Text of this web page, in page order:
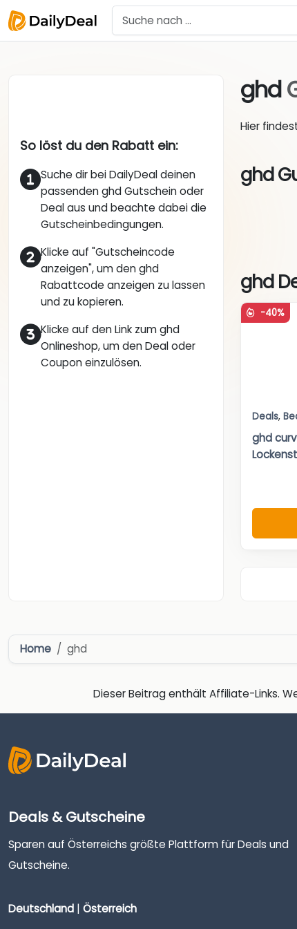
So löst du den Rabatt ein:
Suche dir bei DailyDeal deinen
passenden ghd Gutschein oder
Deal aus und beachte dabei die
Gutscheinbedingungen.
Klicke auf "Gutscheincode
anzeigen", um den ghd
Rabattcode anzeigen zu lassen
und zu kopieren.
Klicke auf den Link zum ghd
Onlineshop, um den Deal oder
Coupon einzulösen.
ghd
Hier
ghd
ghd
-40%
Deals,
ghd
Home ghd
Dieser Beitrag enthält Affiliate-Links.
Deals & Gutscheine
Sparen auf Österreichs größte Plattform für Deals und
Gutscheine.
Deutschland | Österreich